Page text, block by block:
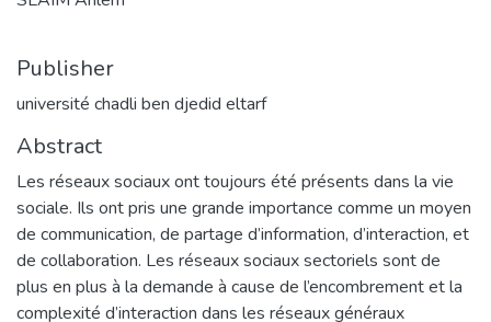
Publisher
université chadli ben djedid eltarf
Abstract
Les réseaux sociaux ont toujours été présents dans la vie
sociale. Ils ont pris une grande importance comme un moyen
de communication, de partage d’information, d’interaction, et
de collaboration. Les réseaux sociaux sectoriels sont de
plus en plus à la demande à cause de l’encombrement et la
complexité d’interaction dans les réseaux généraux